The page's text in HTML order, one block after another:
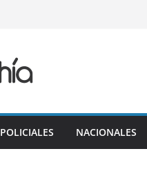
POLICIALES NACIONALES